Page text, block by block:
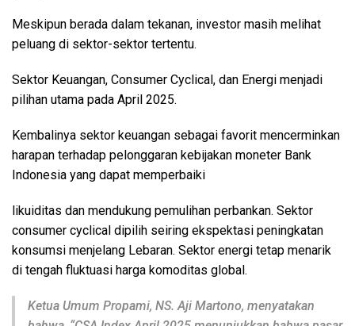
Meskipun berada dalam tekanan, investor masih melihat
peluang di sektor-sektor tertentu.
Sektor Keuangan, Consumer Cyclical, dan Energi menjadi
pilihan utama pada April 2025.
Kembalinya sektor keuangan sebagai favorit mencerminkan
harapan terhadap pelonggaran kebijakan moneter Bank
Indonesia yang dapat memperbaiki
likuiditas dan mendukung pemulihan perbankan. Sektor
consumer cyclical dipilih seiring ekspektasi peningkatan
konsumsi menjelang Lebaran. Sektor energi tetap menarik
di tengah fluktuasi harga komoditas global.
Ketua Umum Propami, NS. Aji Martono, menyatakan